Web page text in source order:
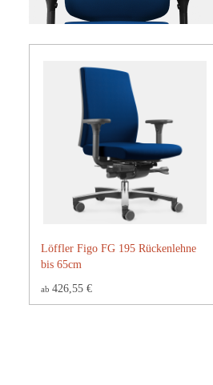
Löffler Figo FG 195 Rückenlehne
bis 65cm
ab 426,55 €